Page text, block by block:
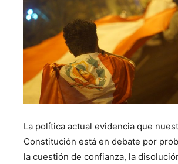
La política actual evidencia que
Constitución está en debate por
la cuestión de confianza, la